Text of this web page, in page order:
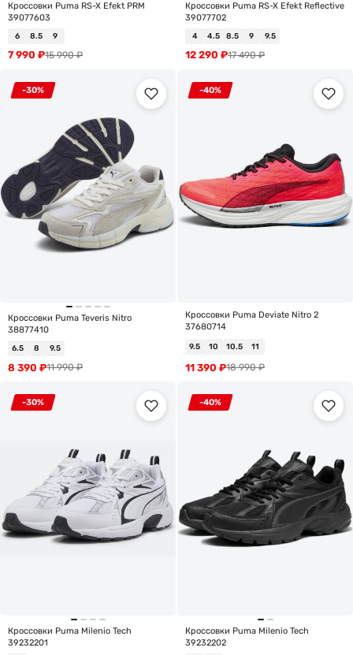
Кроссовки Puma RS-X Efekt PRM
39077603
6 8.5 9
15 990₽
7 990 ₽
Кроссовки Puma RS-X Efekt Reflective
39077702
4 4.5 8.5 9 9.5
17 490₽
12 290 ₽
-30%
Кроссовки Puma Teveris Nitro
38877410
6.5 8 9.5
11 990₽
8 390 ₽
-40%
Кроссовки Puma Deviate Nitro 2
37680714
9.5 10 10.5 11
18 990₽
11 390 ₽
-30%
Кроссовки Puma Milenio Tech
39232201
-40%
Кроссовки Puma Milenio Tech
39232202